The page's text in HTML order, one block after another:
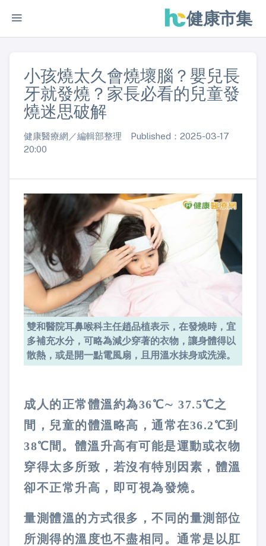
健康市集
小孩燒太久會燒壞腦？嬰兒長
牙就發燒？家長必看的兒童發
燒迷思破解
健康醫療網／編輯部整理 Published：2025-03-17
20:00
雙和醫院耳鼻喉科主任趙品植表示，在發燒時，宜
多補充水分，可略為減少穿著的衣物，讓身體得以
散熱，或是開一點電風扇，且用溫水抹身或洗澡。
成人的正常體溫約為36℃∼ 37.5℃之
間，兒童的體溫略高，通常在36.2℃到
38℃間。體溫升高有可能是運動或衣物
穿得太多所致，若沒有特別因素，體溫
卻不正常升高，即可視為發燒。
量測體溫的方式很多，不同的量測部位
所測得的溫度也不盡相同。通常是以肛